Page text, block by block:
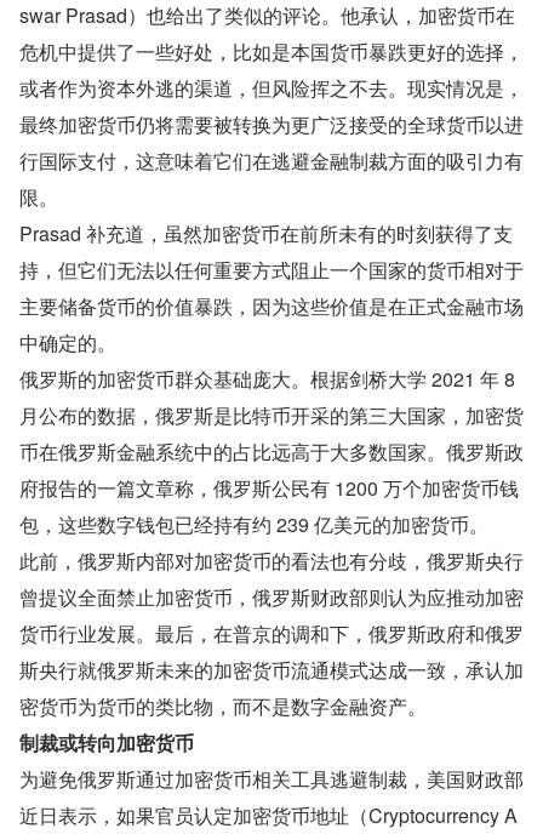
swar Prasad）也给出了类似的评论。他承认，加密货币在
危机中提供了一些好处，比如是本国货币暴跌更好的选择，
或者作为资本外逃的渠道，但风险挥之不去。现实情况是，
最终加密货币仍将需要被转换为更广泛接受的全球货币以进
行国际支付，这意味着它们在逃避金融制裁方面的吸引力有
限。
Prasad 补充道，虽然加密货币在前所未有的时刻获得了支
持，但它们无法以任何重要方式阻止一个国家的货币相对于
主要储备货币的价值暴跌，因为这些价值是在正式金融市场
中确定的。
俄罗斯的加密货币群众基础庞大。根据剑桥大学 2021 年 8
月公布的数据，俄罗斯是比特币开采的第三大国家，加密货
币在俄罗斯金融系统中的占比远高于大多数国家。俄罗斯政
府报告的一篇文章称，俄罗斯公民有 1200 万个加密货币钱
包，这些数字钱包已经持有约 239 亿美元的加密货币。
此前，俄罗斯内部对加密货币的看法也有分歧，俄罗斯央行
曾提议全面禁止加密货币，俄罗斯财政部则认为应推动加密
货币行业发展。最后，在普京的调和下，俄罗斯政府和俄罗
斯央行就俄罗斯未来的加密货币流通模式达成一致，承认加
密货币为货币的类比物，而不是数字金融资产。
制裁或转向加密货币
为避免俄罗斯通过加密货币相关工具逃避制裁，美国财政部
近日表示，如果官员认定加密货币地址（Cryptocurrency A